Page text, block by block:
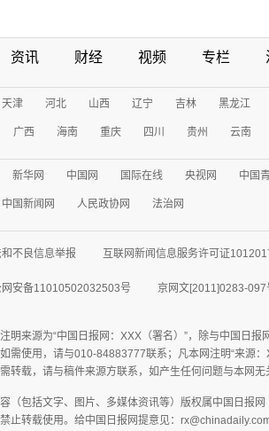
资讯 财经 视频 专栏
天津 河北 山西 辽宁 吉林 黑龙江
广西 海南 重庆 四川 贵州 云南
新华网 中国网 国际在线 央视网 中国
中国新闻网 人民政协网 法治网
不良信息举报 互联网新闻信息服务许可证
网安备11010502032503号 京网文[2011]0283-097
明来源为“中国日报网：XXX（署名）”，除与中国日
需使用，请与010-84883777联系；凡本网注明“来源
转载，请与稿件来源方联系，如产生任何问题与本网无
（包括文字、图片、多媒体资讯等）版权属中国日报
止转载使用。给中国日报网提意见：